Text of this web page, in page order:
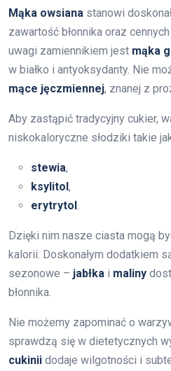
Mąka owsiana stanowi
zawartość błonnika oraz
uwagi zamiennikiem jest mąka
w białko i antyoksydanty. Nie
mące jęczmiennej, znanej z
Aby zastąpić tradycyjny cukier,
niskokaloryczne słodziki takie
stewia,
ksylitol,
erytrytol
Dzięki nim nasze ciasta mogą
kalorii. Doskonałym dodatkiem
sezonowe – jabłka i maliny
błonnika.
Nie możemy zapominać o
sprawdzą się w dietetycznych
cukinii dodaje wilgotności i